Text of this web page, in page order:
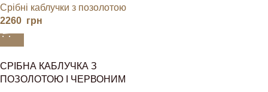
Срібні каблучки з позолотою
2260 грн
СРІБНА КАБЛУЧКА З
ПОЗОЛОТОЮ І ЧЕРВОНИМ